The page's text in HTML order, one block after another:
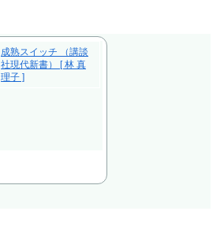
成熟スイッチ （講談
社現代新書） [ 林 真
理子 ]